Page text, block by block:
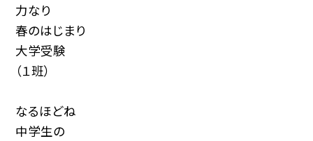
力なり
春のはじまり
大学受験
（１班）
なるほどね
中学生の